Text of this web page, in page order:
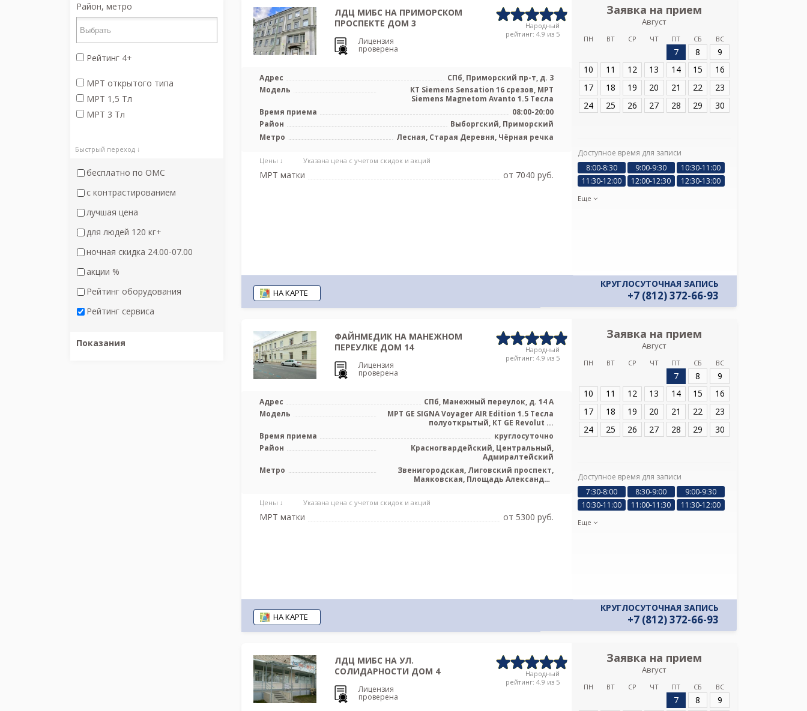
Район, метро
Рейтинг 4+
МРТ открытого типа
МРТ 1,5 Тл
МРТ 3 Тл
Быстрый переход ↓
бесплатно по ОМС
с контрастированием
лучшая цена
для людей 120 кг+
ночная скидка 24.00-07.00
акции %
Рейтинг оборудования
Рейтинг сервиса
Показания
ЛДЦ МИБС НА ПРИМОРСКОМ
ПРОСПЕКТЕ ДОМ 3
Лицензия
проверена
Народный
рейтинг: 4.9 из 5
Адрес
СПб, Приморский пр-т, д. 3
Модель
КТ Siemens Sensation 16 срезов, МРТ
Siemens Magnetom Avanto 1.5 Тесла
Время приема
08:00-20:00
Район
Выборгский, Приморский
Метро
Лесная, Старая Деревня, Чёрная речка
Цены ↓ Указана цена с учетом скидок и акций
МРТ матки от 7040 pуб.
Заявка на прием
Август
ПН ВТ СР ЧТ ПТ СБ ВС
7 8
9
10
11 12 13 14 15
16
17
18 19 20 21 22
23
24
25 26 27 28 29 30
Доступное время для записи
8:00-8:30
9:00-9:30
10:30-11:00
11:30-12:00
12:00-12:30 12:30-13:00
Еще
НА КАРТЕ
КРУГЛОСУТОЧНАЯ ЗАПИСЬ
+7 (812) 372-66-93
ФАЙНМЕДИК НА МАНЕЖНОМ
ПЕРЕУЛКЕ ДОМ 14
Лицензия
проверена
Народный
рейтинг: 4.9 из 5
Адрес
СПб, Манежный переулок, д. 14 А
Модель
МРТ GE SIGNA Voyager AIR Edition 1.5 Тесла
полуоткрытый, КТ GE Revolut ...
Время приема
круглосуточно
Район
Красногвардейский, Центральный,
Адмиралтейский
Метро
Звенигородская, Лиговский проспект,
Маяковская, Площадь Александра
Цены ↓ Указана цена с учетом скидок и акций
МРТ матки от 5300 pуб.
Заявка на прием
Август
ПН ВТ СР ЧТ ПТ СБ ВС
7 8
9
10
11 12 13 14 15
16
17
18 19 20 21 22
23
24
25 26 27 28 29 30
Доступное время для записи
7:30-8:00
8:30-9:00
9:00-9:30
10:30-11:00
11:00-11:30 11:30-12:00
Еще
НА КАРТЕ
КРУГЛОСУТОЧНАЯ ЗАПИСЬ
+7 (812) 372-66-93
ЛДЦ МИБС НА УЛ.
СОЛИДАРНОСТИ ДОМ 4
Лицензия
проверена
Народный
рейтинг: 4.9 из 5
Заявка на прием
Август
ПН ВТ СР ЧТ ПТ СБ ВС
7 8
9